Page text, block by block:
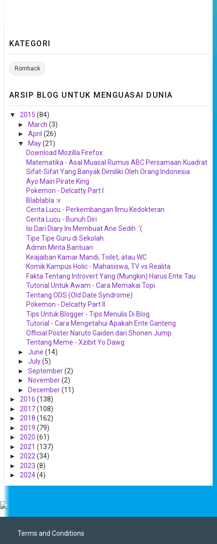
KATEGORI
Romhack
ARSIP BLOG UNTUK MENGUASAI DUNIA
▼ 2015 (84)
► March (3)
► April (26)
▼ May(21)
Download Mozilla Firefox
Matematika - Asal Muasal Rumus ABC Persamaan Kuadrat
Sifat-Sifat Yang Banyak Dimiliki Oleh Orang Indonesia
Ayo Main Pirate King
Pokemon - Delcatty Part I
Blablabla :v
Cerita Lucu - Perkembangan Ilmu Kedokteran
Cerita Lucu - Bunuh Diri
Isi Dari Diary Ini Membuat Ane Sedih :'(
Tipe Tipe Guru di Sekolah
Admin Minta Bantuan
Keajaiban Kamar Mandi, Toilet, atau WC
Komik Kampus Holic - Mahasiswa, TV vs Realita
Fakta Tentang Introvert Yang (Mungkin) Harus Ente Tau
Tutorial Untuk Awam - Cara Memakai Topi
Tentang ODS (Old Date Syndrome)
Pokemon - Delcatty Part II
Tips Untuk Blogger - Tips Menulis Di Blog
Tutorial - Cara Mengetahui Apakah Ente Ganteng
Official Poster Naruto Gaiden dari Shonen Jump
Tentang Meme - Xzibit Yo Dawg
► June (14)
► July(5)
► September(2)
►
November(2)
► December(11)
► 2016 (138)
► 2017(108)
► 2018 (162)
► 2019 (79)
► 2020 (61)
► 2021 (137)
► 2022 (34)
► 2023 (8)
► 2024(4)
Terms and Conditions